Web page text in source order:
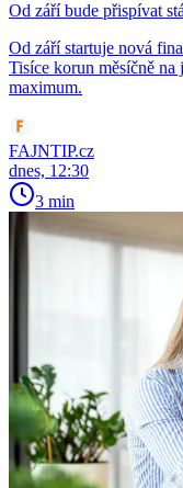
Od září bude přispívat
Od září startuje nová
Tisíce korun měsíčně na
maximum.
FAJNTIP.cz
dnes, 12:30
3 min